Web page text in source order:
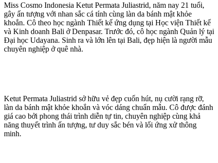
Miss Cosmo Indonesia Ketut Permata Juliastrid, năm nay 21 tuổi,
gây ấn tượng với nhan sắc cá tính cùng làn da bánh mật khỏe
khoắn. Cô theo học ngành Thiết kế ứng dụng tại Học viện Thiết kế
và Kinh doanh Bali ở Denpasar. Trước đó, cô học ngành Quản lý tại
Đại học Udayana. Sinh ra và lớn lên tại Bali, đẹp hiện là người mẫu
chuyên nghiệp ở quê nhà.
Ketut Permata Juliastrid sở hữu vẻ đẹp cuốn hút, nụ cười rạng rỡ,
làn da bánh mật khỏe khoắn và vóc dáng chuẩn mẫu. Cô được đánh
giá cao bởi phong thái trình diễn tự tin, chuyên nghiệp cùng khả
năng thuyết trình ấn tượng, tư duy sắc bén và lối ứng xử thông
minh.